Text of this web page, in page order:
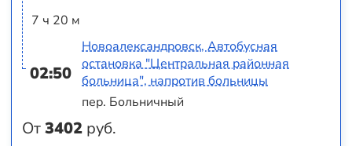
7 ч 20 м
02:50
От3402 руб.
Новоалександровск, Автобусная
остановка "Центральная районная
больница", напротив больницы
пер. Больничный